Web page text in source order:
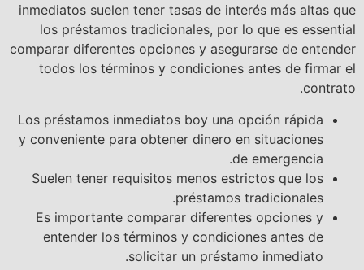
inmediatos suelen tener tasas de interés más altas que
los préstamos tradicionales, por lo que es essential
comparar diferentes opciones y asegurarse de entender
todos los términos y condiciones antes de firmar el
contrato.
Los préstamos inmediatos boy una opción rápida
y conveniente para obtener dinero en situaciones
de emergencia.
Suelen tener requisitos menos estrictos que los
préstamos tradicionales.
Es importante comparar diferentes opciones y
entender los términos y condiciones antes de
solicitar un préstamo inmediato.